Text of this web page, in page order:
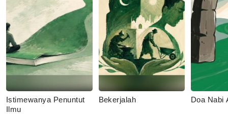
Istimewanya Penuntut
Ilmu
Bekerjalah Doa Nabi